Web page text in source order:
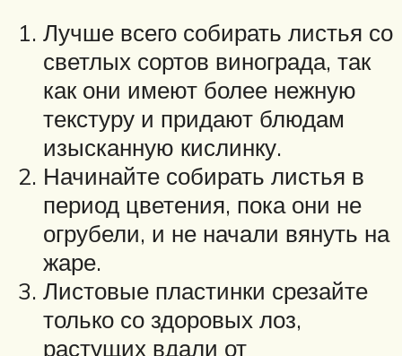
Лучше всего собирать листья со
светлых сортов винограда, так
как они имеют более нежную
текстуру и придают блюдам
изысканную кислинку.
Начинайте собирать листья в
период цветения, пока они не
огрубели, и не начали вянуть на
жаре.
Листовые пластинки срезайте
только со здоровых лоз,
растущих вдали от